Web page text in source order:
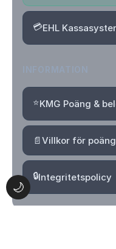
🌙
💳EHL
⭐KMG Poäng &
📄Villkor för
🔒Integritetspolicy